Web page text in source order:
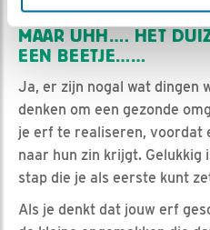
MAAR UHH…. HET
EEN BEETJE……
Ja, er zijn nogal wat dingen
denken om een gezonde
je erf te realiseren, voordat
naar hun zin krijgt. Gelukkig
stap die je als eerste kunt
Als je denkt dat jouw erf